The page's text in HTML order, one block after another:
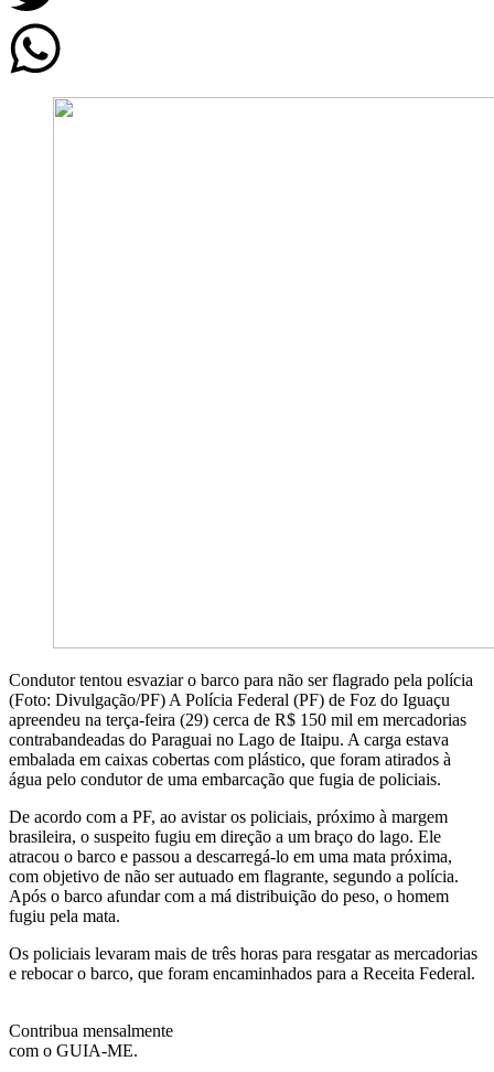
Condutor tentou esvaziar o barco para não ser flagrado pela polícia
(Foto: Divulgação/PF) A Polícia Federal (PF) de Foz do Iguaçu
apreendeu na terça-feira (29) cerca de R$ 150 mil em mercadorias
contrabandeadas do Paraguai no Lago de Itaipu. A carga estava
embalada em caixas cobertas com plástico, que foram atirados à
água pelo condutor de uma embarcação que fugia de policiais.
De acordo com a PF, ao avistar os policiais, próximo à margem
brasileira, o suspeito fugiu em direção a um braço do lago. Ele
atracou o barco e passou a descarregá-lo em uma mata próxima,
com objetivo de não ser autuado em flagrante, segundo a polícia.
Após o barco afundar com a má distribuição do peso, o homem
fugiu pela mata.
Os policiais levaram mais de três horas para resgatar as mercadorias
e rebocar o barco, que foram encaminhados para a Receita Federal.
Contribua mensalmente
com o GUIA-ME.